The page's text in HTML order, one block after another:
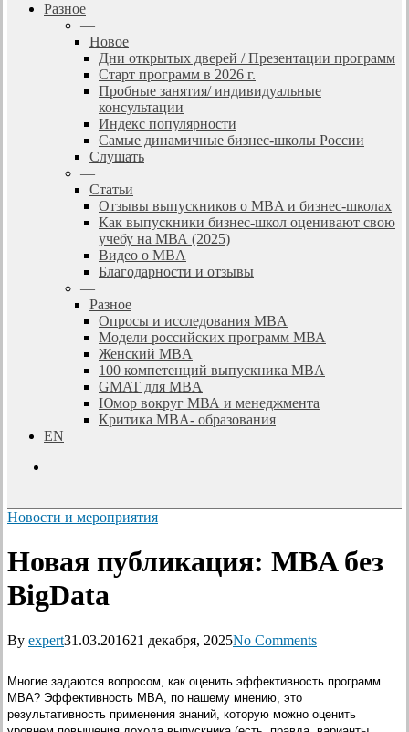
Разное
—
Новое
Дни открытых дверей / Презентации программ
Старт программ в 2026 г.
Пробные занятия/ индивидуальные
консультации
Индекс популярности
Самые динамичные бизнес-школы России
Слушать
—
Статьи
Отзывы выпускников о MBA и бизнес-школах
Как выпускники бизнес-школ оценивают свою
учебу на МВА (2025)
Видео о MBA
Благодарности и отзывы
—
Разное
Опросы и исследования MBA
Модели российских программ МВА
Женский MBA
100 компетенций выпускника MBA
GMAT для MBA
Юмор вокруг МВА и менеджмента
Критика MBA- образования
EN
Новости и мероприятия
Новая публикация: MBA без
BigData
By expert31.03.201621 декабря, 2025No Comments
Многие задаются вопросом, как оценить эффективность программ
МВА? Эффективность МВА, по нашему мнению, это
результативность применения знаний, которую можно оценить